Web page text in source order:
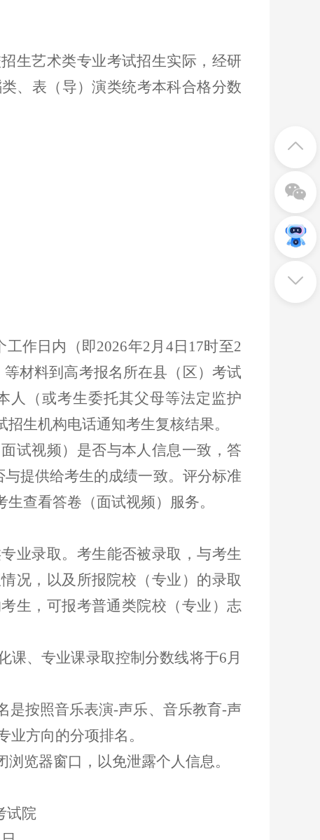
生艺术类专业考试招生实际，经研
、表（导）演类统考本科合格分数
工作日内（即2026年2月 4日 17时至2
材料到高考报名所在县（区）考试
人（或考生委托其父母等法定监护
生机构电话通知考生复核结果。
试视频）是否与本人信息一致，答
提供给考生的成绩一致。评分标准
查看答卷（面试视频）服务。
业录取。考生能否被录取，与考生
况，以及所报院校（专业）的录取
生，可报考普通类院校（专业）志
课、专业课录取控制分数线将于6月
是按照音乐表演-声乐、音乐教育-声
方向的分项排名。
览器窗口，以免泄露个人信息。
院